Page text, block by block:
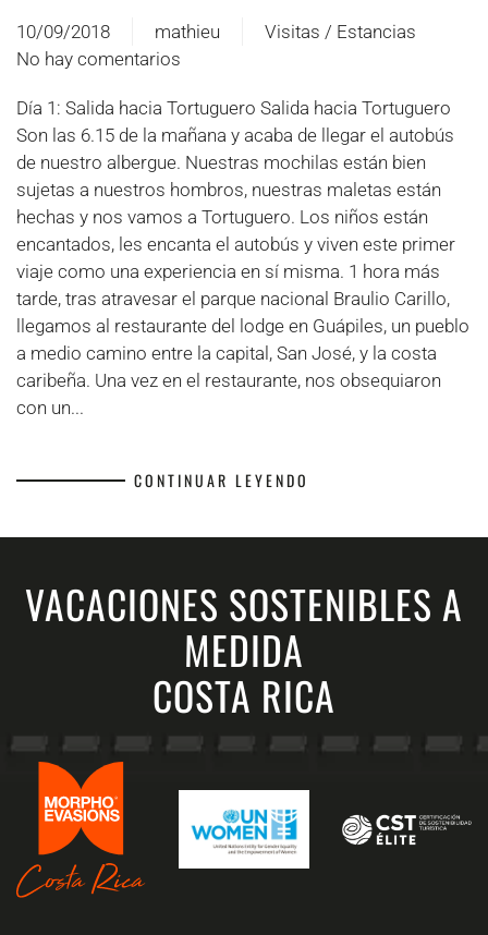
10/09/2018 mathieu
Visitas / Estancias
No hay comentarios
en
Voyage
en
Famille
Jour
Tortuguero
Día 1: Salida hacia Tortuguero Salida hacia Tortuguero
Son las 6.15 de la mañana y acaba de llegar el autobús
de nuestro albergue. Nuestras mochilas están bien
sujetas a nuestros hombros, nuestras maletas están
hechas y nos vamos a Tortuguero. Los niños están
encantados, les encanta el autobús y viven este primer
viaje como una experiencia en sí misma. 1 hora más
tarde, tras atravesar el parque nacional Braulio Carillo,
llegamos al restaurante del lodge en Guápiles, un pueblo
a medio camino entre la capital, San José, y la costa
caribeña. Una vez en el restaurante, nos obsequiaron
con un...
CONTINUAR LEYENDO
VACACIONES SOSTENIBLES A
MEDIDA
COSTA RICA